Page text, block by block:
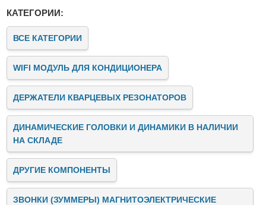
КАТЕГОРИИ:
ВСЕ КАТЕГОРИИ
WIFI МОДУЛЬ ДЛЯ КОНДИЦИОНЕРА
ДЕРЖАТЕЛИ КВАРЦЕВЫХ РЕЗОНАТОРОВ
ДИНАМИЧЕСКИЕ ГОЛОВКИ И ДИНАМИКИ В НАЛИЧИИ
НА СКЛАДЕ
ДРУГИЕ КОМПОНЕНТЫ
ЗВОНКИ (ЗУММЕРЫ) МАГНИТОЭЛЕКТРИЧЕСКИЕ